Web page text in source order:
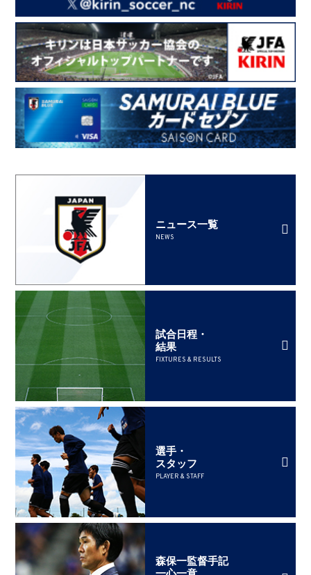
ニュース一覧
NEWS
試合日程・
結果
FIXTURES & RESULTS
選手・
スタッフ
PLAYER & STAFF
森保一監督手記